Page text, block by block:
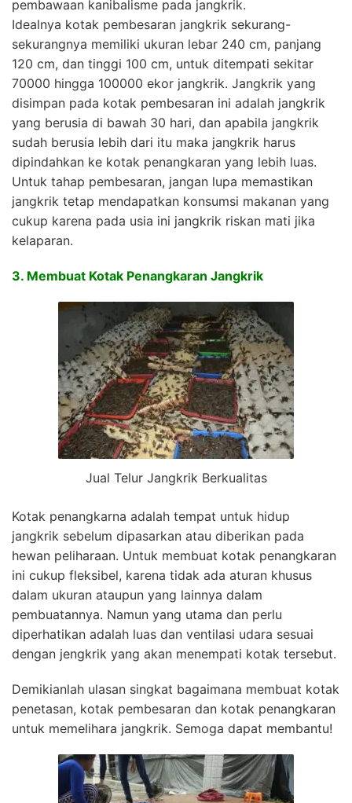
pembawaan kanibalisme pada jangkrik.
Idealnya kotak pembesaran jangkrik sekurang-
sekurangnya memiliki ukuran lebar 240 cm, panjang
120 cm, dan tinggi 100 cm, untuk ditempati sekitar
70000 hingga 100000 ekor jangkrik. Jangkrik yang
disimpan pada kotak pembesaran ini adalah jangkrik
yang berusia di bawah 30 hari, dan apabila jangkrik
sudah berusia lebih dari itu maka jangkrik harus
dipindahkan ke kotak penangkaran yang lebih luas.
Untuk tahap pembesaran, jangan lupa memastikan
jangkrik tetap mendapatkan konsumsi makanan yang
cukup karena pada usia ini jangkrik riskan mati jika
kelaparan.
3. Membuat Kotak Penangkaran Jangkrik
Jual Telur Jangkrik Berkualitas
Kotak penangkarna adalah tempat untuk hidup
jangkrik sebelum dipasarkan atau diberikan pada
hewan peliharaan. Untuk membuat kotak penangkaran
ini cukup fleksibel, karena tidak ada aturan khusus
dalam ukuran ataupun yang lainnya dalam
pembuatannya. Namun yang utama dan perlu
diperhatikan adalah luas dan ventilasi udara sesuai
dengan jengkrik yang akan menempati kotak tersebut.
Demikianlah ulasan singkat bagaimana membuat kotak
penetasan, kotak pembesaran dan kotak penangkaran
untuk memelihara jangkrik. Semoga dapat membantu!